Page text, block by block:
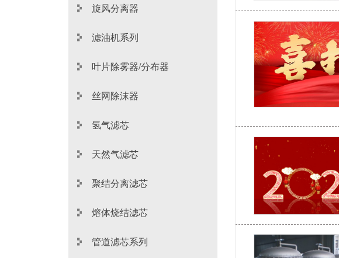
旋风分离器
滤油机系列
叶片除雾器/分布器
丝网除沫器
氢气滤芯
天然气滤芯
聚结分离滤芯
熔体烧结滤芯
管道滤芯系列